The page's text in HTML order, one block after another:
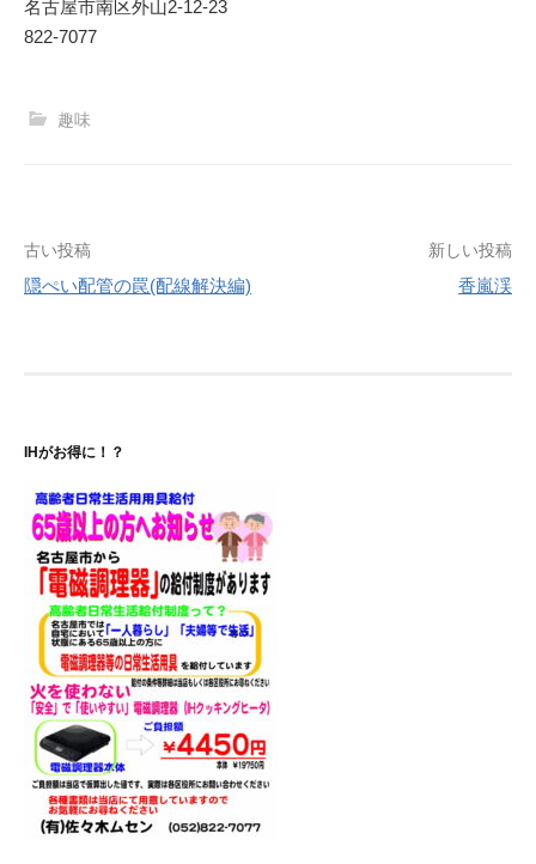
名古屋市南区外山2-12-23
822-7077
趣味
投
稿
シ
ョ
ン
古い投稿
隠ぺい配管の罠(配線解決編)
新しい投稿
香嵐渓
IHがお得に！？